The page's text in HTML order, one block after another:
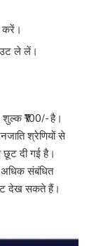
करें।
ले लें।
₹100/- है।
श्रेणियों से
छूट दी गई है।
अधिक संबंधित
देख सकते हैं।